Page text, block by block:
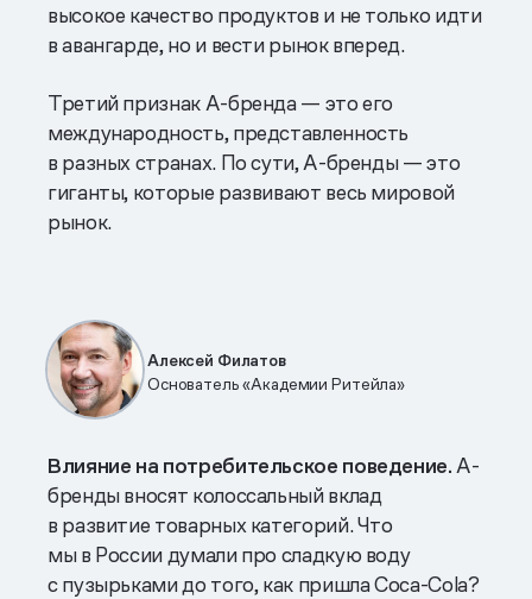
высокое качество продуктов и не только идти
в авангарде, но и вести рынок вперед.
Третий признак А-бренда — это его
международность, представленность
в разных странах. По сути, А-бренды — это
гиганты, которые развивают весь мировой
рынок.
Алексей Филатов
Основатель «Академии Ритейла»
Влияние на потребительское поведение.А-
бренды вносят колоссальный вклад
в развитие товарных категорий. Что
мы в России думали про сладкую воду
с пузырьками до того, как пришла Coca-Cola?